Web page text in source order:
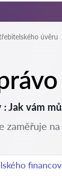
úvěru
Jak vám
zaměřuje